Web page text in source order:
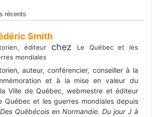
récents
Smith
éditeurchez
Le Québec et les
mondiales
auteur, conférencier, conseiller à la
et à la mise en valeur du
Ville de Québec, webmestre et éditeur
Québec et les guerres mondiales depuis
Des Québécois en Normandie. Du jour J à